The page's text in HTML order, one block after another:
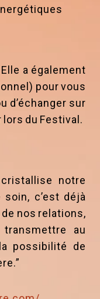
a également
pour vous
d’échanger sur
du Festival.
notre
c’est déjà
nos relations,
au
possibilité de